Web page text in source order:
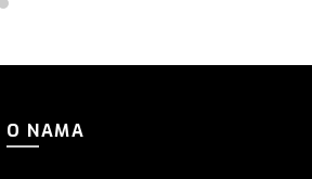
O NAMA